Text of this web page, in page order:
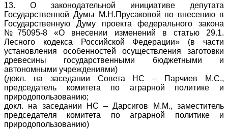
13. О законодательной инициативе депутата
Государственной Думы М.Н.Прусаковой по внесению в
Государственную Думу проекта федерального закона
№75095-8 «О внесении изменений в статью 29.1.
Лесного кодекса Российской Федерации» (в части
установления особенностей осуществления заготовки
древесины государственными бюджетными и
автономными учреждениями)
(докл. на заседании Совета НС – Парчиев М.С.,
председатель комитета по аграрной политике и
природопользованию;
докл. на заседании НС – Дарсигов М.М., заместитель
председателя комитета по аграрной политике и
природопользованию)